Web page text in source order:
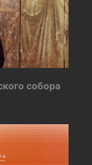
собора